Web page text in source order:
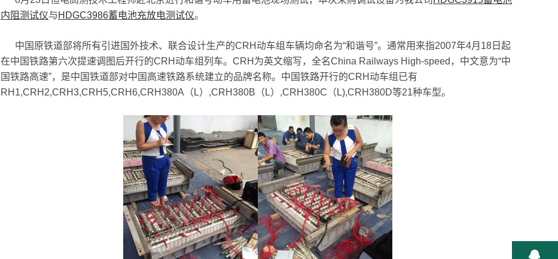
内阻测试仪与HDGC3986蓄电池充放电测试仪。
中国原铁道部将所有引进国外技术、联合设计生产的CRH动车组车辆均命名为“和谐号”。通常用来指2007年4月18日起
在中国铁路第六次提速调图后开行的CRH动车组列车。CRH为英文缩写，全名China Railways High-speed，中文意为“中
国铁路高速”，是中国铁道部对中国高速铁路系统建立的品牌名称。中国铁路开行的CRH动车组已有
RH1,CRH2,CRH3,CRH5,CRH6,CRH380A（L）,CRH380B（L）,CRH380C（L),CRH380D等21种车型。